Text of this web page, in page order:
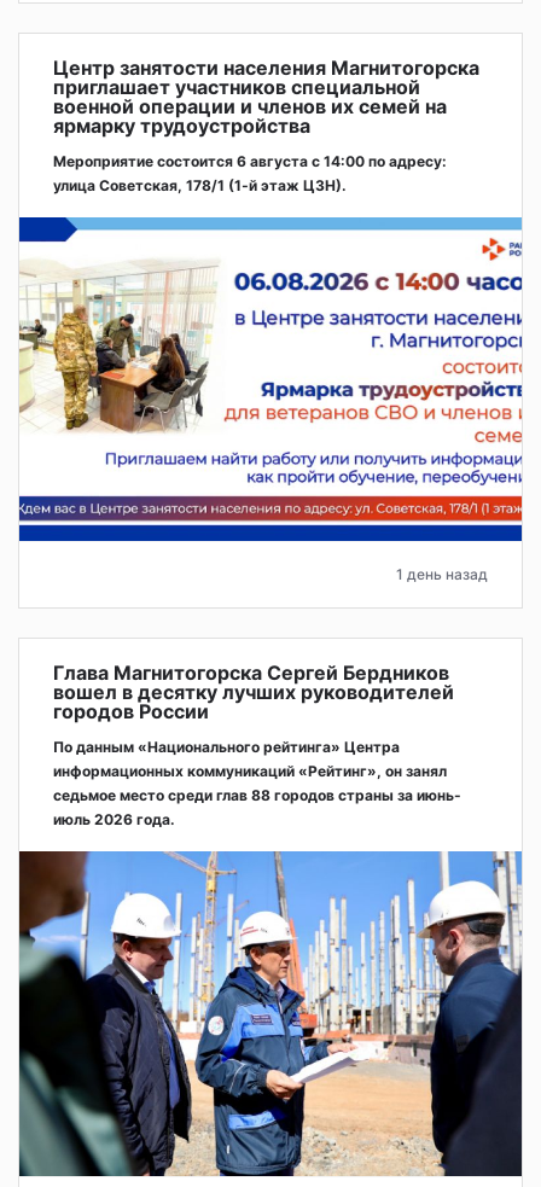
Центр занятости населения Магнитогорска
приглашает участников специальной
военной операции и членов их семей на
ярмарку трудоустройства
Мероприятие состоится 6 августа с 14:00 по адресу:
улица Советская, 178/1 (1‑й этаж ЦЗН).
1 день назад
Глава Магнитогорска Сергей Бердников
вошел в десятку лучших руководителей
городов России
По данным «Национального рейтинга» Центра
информационных коммуникаций «Рейтинг», он занял
седьмое место среди глав 88 городов страны за июнь-
июль 2026 года.